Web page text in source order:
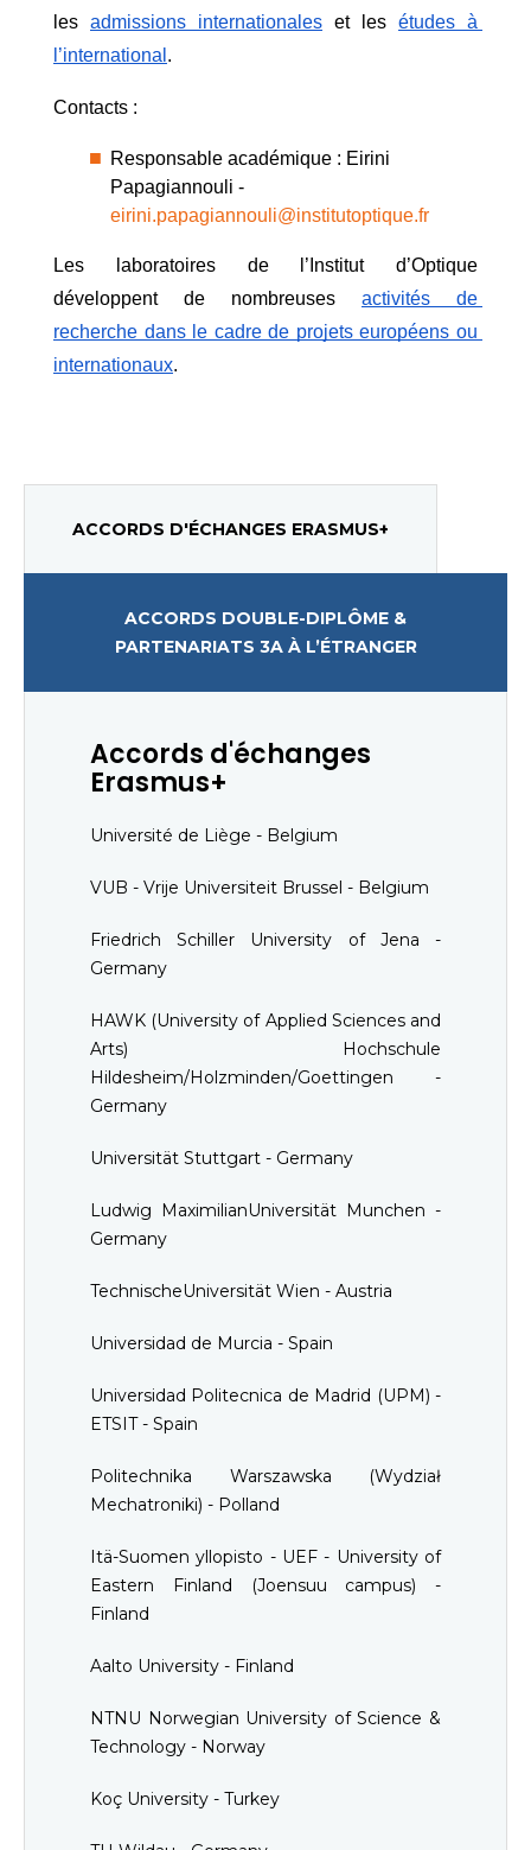
les admissions internationales et les études à
l’international .
Contacts :
Responsable académique : Eirini
eirini.papagiannouli@institutoptique.fr
Les laboratoires de l’Institut d’Optique
développent de nombreuses
activités de
recherche dans le cadre de projets européens ou
internationaux.
ACCORDS D'ÉCHANGES ERASMUS+
ACCORDS DOUBLE-DIPLÔME &
PARTENARIATS 3A À L’ÉTRANGER
Accords d'échanges
Erasmus+
Université de Liège - Belgium
VUB - Vrije Universiteit Brussel - Belgium
Friedrich Schiller University of Jena -
Germany
HAWK (University of Applied Sciences and
Arts) Hochschule
Hildesheim/Holzminden/Goettingen -
Germany
Universität Stuttgart - Germany
Ludwig MaximilianUniversität Munchen -
Germany
TechnischeUniversität Wien - Austria
Universidad de Murcia - Spain
Universidad Politecnica de Madrid (UPM) -
ETSIT - Spain
Politechnika Warszawska (Wydział
Mechatroniki) - Polland
Itä-Suomen yllopisto - UEF - University of
Eastern Finland (Joensuu campus) -
Finland
Aalto University - Finland
NTNU Norwegian University of Science &
Technology - Norway
Koç University - Turkey